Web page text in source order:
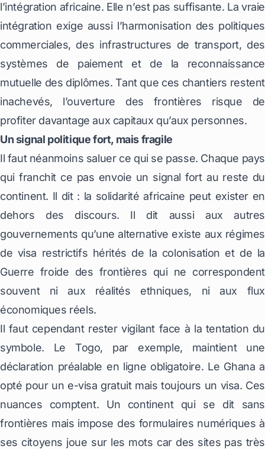
l’intégration africaine. Elle n’est pas suffisante. La vraie
intégration exige aussi l’harmonisation des politiques
commerciales, des infrastructures de transport, des
systèmes de paiement et de la reconnaissance
mutuelle des diplômes. Tant que ces chantiers restent
inachevés, l’ouverture des frontières risque de
profiter davantage aux capitaux qu’aux personnes.
Un signal politique fort, mais fragile
Il faut néanmoins saluer ce qui se passe. Chaque pays
qui franchit ce pas envoie un signal fort au reste du
continent. Il dit : la solidarité africaine peut exister en
dehors des discours. Il dit aussi aux autres
gouvernements qu’une alternative existe aux régimes
de visa restrictifs hérités de la colonisation et de la
Guerre froide des frontières qui ne correspondent
souvent ni aux réalités ethniques, ni aux flux
économiques réels.
Il faut cependant rester vigilant face à la tentation du
symbole. Le Togo, par exemple, maintient une
déclaration préalable en ligne obligatoire. Le Ghana a
opté pour un e-visa gratuit mais toujours un visa. Ces
nuances comptent. Un continent qui se dit sans
frontières mais impose des formulaires numériques à
ses citoyens joue sur les mots car des sites pas très